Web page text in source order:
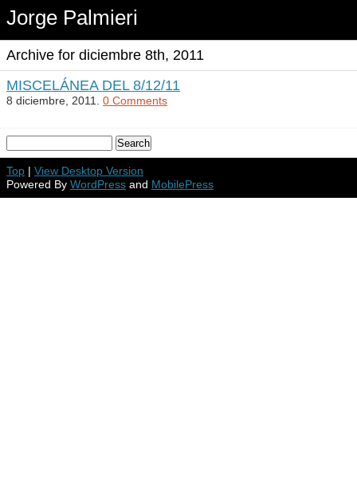
Jorge Palmieri
Archive for diciembre 8th, 2011
MISCELÁNEA DEL 8/12/11
8 diciembre, 2011. 0 Comments
Top | View Desktop Version
Powered By WordPress and MobilePress